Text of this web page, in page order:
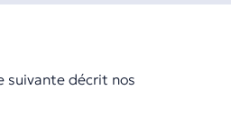
suivante décrit nos